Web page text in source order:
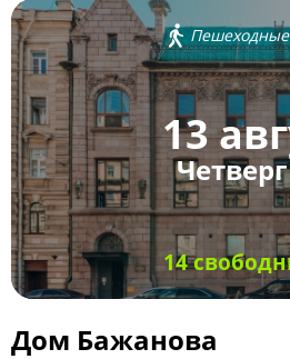
Пешеходные
13
14
Дом Бажанова